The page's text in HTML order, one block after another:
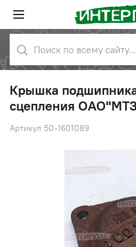
Крышка
сцепления
Артикул 50-1601089